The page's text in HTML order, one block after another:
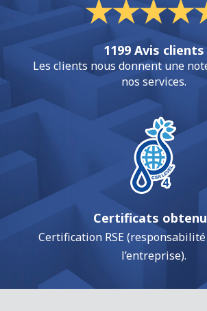
1199 Avis clients
Les clients nous donnent une
nos services.
Certificats
Certification RSE
l’entreprise).